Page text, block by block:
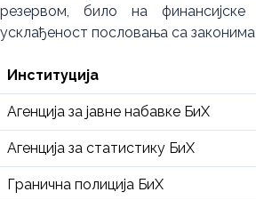
резервом, било на финансијске
усклађеност пословања са
Институција
Агенција за јавне набавке БиХ
Агенција за статистику БиХ
Гранична полиција БиХ